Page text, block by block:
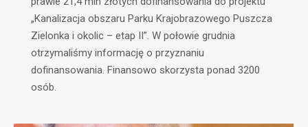
„Kanalizacja obszaru Parku Krajobrazowego Puszcza
Zielonka i okolic – etap II”. W połowie grudnia
otrzymaliśmy informację o przyznaniu
dofinansowania. Finansowo skorzysta ponad 3200
osób.